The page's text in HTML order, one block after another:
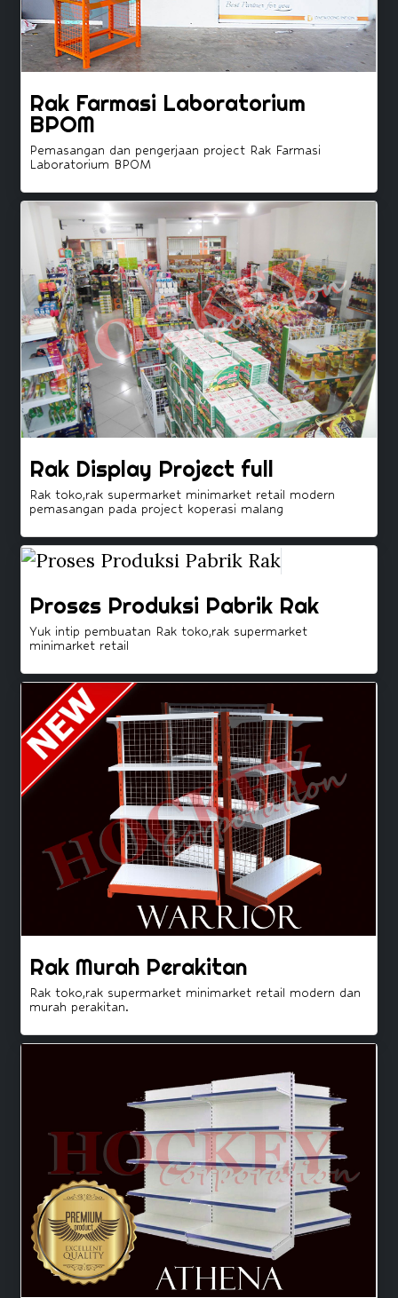
Rak Farmasi Laboratorium
BPOM
Pemasangan dan pengerjaan project Rak Farmasi
Laboratorium BPOM
Rak Display Project full
Rak toko,rak supermarket minimarket retail modern
pemasangan pada project koperasi malang
Proses Produksi Pabrik Rak
Yuk intip pembuatan Rak toko,rak supermarket
minimarket retail
Rak Murah Perakitan
Rak toko,rak supermarket minimarket retail modern dan
murah perakitan.